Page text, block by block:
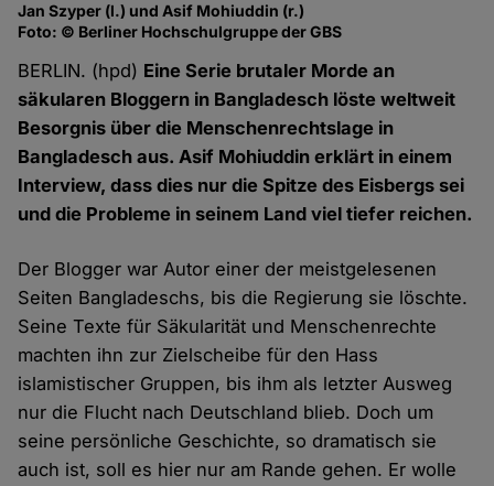
Jan Szyper (l.) und Asif Mohiuddin (r.)
Foto: © Berliner Hochschulgruppe der GBS
BERLIN. (hpd) Eine Serie brutaler Morde an
säkularen Bloggern in Bangladesch löste weltweit
Besorgnis über die Menschenrechtslage in
Bangladesch aus. Asif Mohiuddin erklärt in einem
Interview, dass dies nur die Spitze des Eisbergs sei
und die Probleme in seinem Land viel tiefer reichen.
Der Blogger war Autor einer der meistgelesenen
Seiten Bangladeschs, bis die Regierung sie löschte.
Seine Texte für Säkularität und Menschenrechte
machten ihn zur Zielscheibe für den Hass
islamistischer Gruppen, bis ihm als letzter Ausweg
nur die Flucht nach Deutschland blieb. Doch um
seine persönliche Geschichte, so dramatisch sie
auch ist, soll es hier nur am Rande gehen. Er wolle